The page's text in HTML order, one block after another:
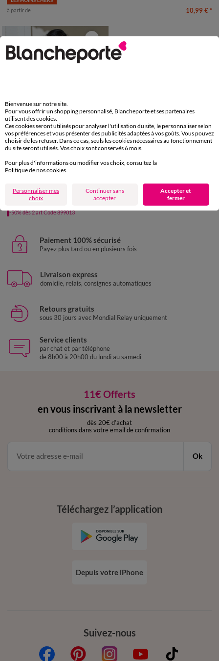
à partir de 10,99 € *
34/36 38/40 42/44
50
Nuisette dos macramé imprimée - coton modal
-50% dès 2 art Code 899013
Paiement 100% sécurisé
Payez plus tard ou en plusieurs fois
Livraison express
domicile, relais, consignes automatiques
Retours gratuits
sous 30 jours avec Mondial Relay uniquement
Service clients
par chat et par téléphone
de 8h00 à 20h00 du lundi au samedi
11€ Offerts
en vous inscrivant à la newsletter
dès 20€ d’achat
conditions dans votre email de confirmation
Ok
Suivez-nous
Téléchargez l’application
Depuis votre iPhone
Bienvenue sur notre site.
Pour vous offrir un shopping personnalisé, Blancheporte et ses partenaires
utilisent des cookies.
Ces cookies seront utilisés pour analyser l'utilisation du site, le personnaliser selon
vos préférences et vous présenter des publicités adaptées à vos goûts. Vous pouvez
choisir de les refuser. Dans ce cas, seuls les cookies nécessaires au fonctionnement
du site seront utilisés. Vos choix sont conservés 6 mois.
Pour plus d'informations ou modifier vos choix, consultez la
Politique de nos cookies
Personnaliser mes
choix
Continuer sans
accepter
Accepter et
fermer